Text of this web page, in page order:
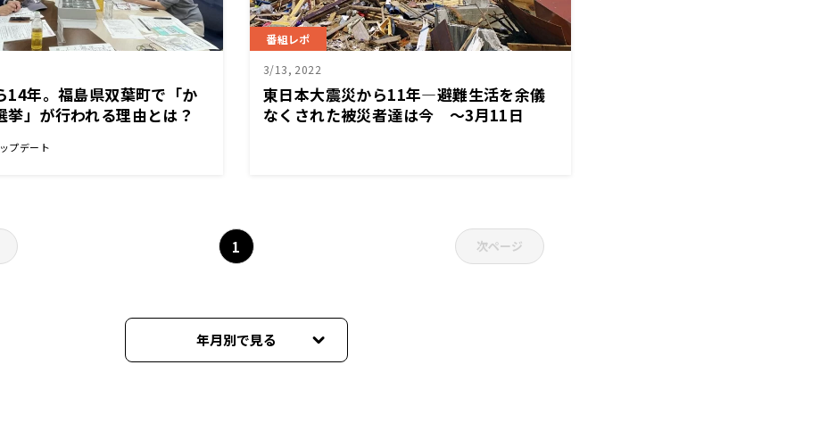
14年。福島県双葉町で「か
挙」が行われる理由とは？
プデート
番組レポ
3/13, 2022
東日本大震災から11年―避難生活を余儀
なくされた被災者達は今 ～3月11日
1 次ページ
年月別で見る